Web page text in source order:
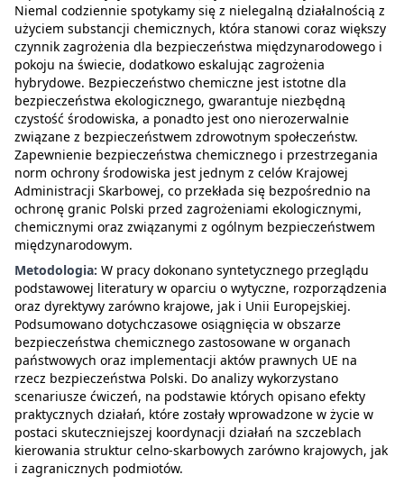
Niemal codziennie spotykamy się z nielegalną działalnością z
użyciem substancji chemicznych, która stanowi coraz większy
czynnik zagrożenia dla bezpieczeństwa międzynarodowego i
pokoju na świecie, dodatkowo eskalując zagrożenia
hybrydowe. Bezpieczeństwo chemiczne jest istotne dla
bezpieczeństwa ekologicznego, gwarantuje niezbędną
czystość środowiska, a ponadto jest ono nierozerwalnie
związane z bezpieczeństwem zdrowotnym społeczeństw.
Zapewnienie bezpieczeństwa chemicznego i przestrzegania
norm ochrony środowiska jest jednym z celów Krajowej
Administracji Skarbowej, co przekłada się bezpośrednio na
ochronę granic Polski przed zagrożeniami ekologicznymi,
chemicznymi oraz związanymi z ogólnym bezpieczeństwem
międzynarodowym.
Metodologia: W pracy dokonano syntetycznego przeglądu
podstawowej literatury w oparciu o wytyczne, rozporządzenia
oraz dyrektywy zarówno krajowe, jak i Unii Europejskiej.
Podsumowano dotychczasowe osiągnięcia w obszarze
bezpieczeństwa chemicznego zastosowane w organach
państwowych oraz implementacji aktów prawnych UE na
rzecz bezpieczeństwa Polski. Do analizy wykorzystano
scenariusze ćwiczeń, na podstawie których opisano efekty
praktycznych działań, które zostały wprowadzone w życie w
postaci skuteczniejszej koordynacji działań na szczeblach
kierowania struktur celno-skarbowych zarówno krajowych, jak
i zagranicznych podmiotów.